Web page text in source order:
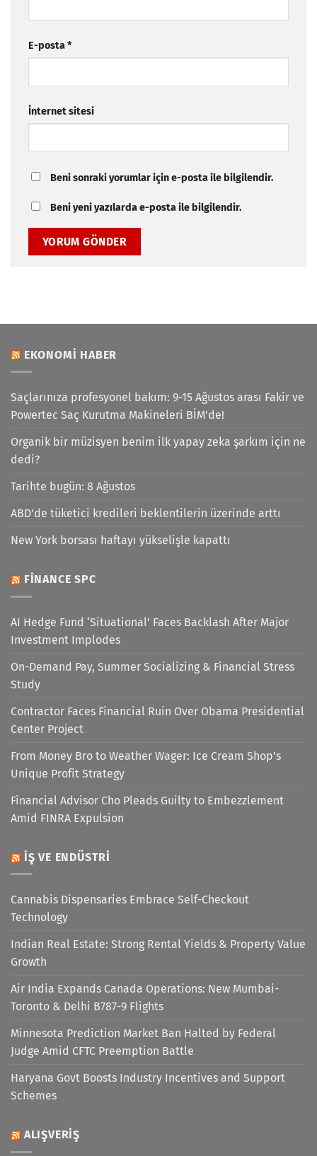
E-posta*
İnternet sitesi
Beni sonraki yorumlar için e-posta ile bilgilendir.
Beni yeni yazılarda e-posta ile bilgilendir.
EKONOMI HABER
Saçlarınıza profesyonel bakım: 9-15 Ağustos arası Fakir ve
Powertec Saç Kurutma Makineleri BİM'de!
Organik bir müzisyen benim ilk yapay zeka şarkım için ne
dedi?
Tarihte bugün: 8 Ağustos
ABD'de tüketici kredileri beklentilerin üzerinde arttı
New York borsası haftayı yükselişle kapattı
FINANCE SPC
AI Hedge Fund ‘Situational’ Faces Backlash After Major
Investment Implodes
On-Demand Pay, Summer Socializing & Financial Stress
Study
Contractor Faces Financial Ruin Over Obama Presidential
Center Project
From Money Bro to Weather Wager: Ice Cream Shop’s
Unique Profit Strategy
Financial Advisor Cho Pleads Guilty to Embezzlement
Amid FINRA Expulsion
İŞ VE ENDÜSTRI
Cannabis Dispensaries Embrace Self-Checkout
Technology
Indian Real Estate: Strong Rental Yields & Property Value
Growth
Air India Expands Canada Operations: New Mumbai-
Toronto & Delhi B787-9 Flights
Minnesota Prediction Market Ban Halted by Federal
Judge Amid CFTC Preemption Battle
Haryana Govt Boosts Industry Incentives and Support
Schemes
ALIŞVERIŞ